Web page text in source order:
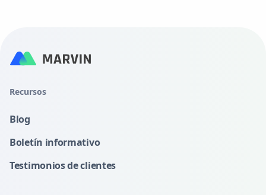
Recursos
Blog
Boletín informativo
Testimonios de clientes